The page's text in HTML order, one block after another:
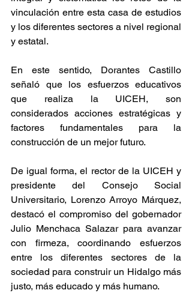
vinculación entre esta casa de estudios
y los diferentes sectores a nivel regional
y estatal.
En este sentido, Dorantes Castillo
señaló que los esfuerzos educativos
que realiza la UICEH, son
considerados acciones estratégicas y
factores fundamentales para la
construcción de un mejor futuro.
De igual forma, el rector de la UICEH y
presidente del Consejo Social
Universitario, Lorenzo Arroyo Márquez,
destacó el compromiso del gobernador
Julio Menchaca Salazar para avanzar
con firmeza, coordinando esfuerzos
entre los diferentes sectores de la
sociedad para construir un Hidalgo más
justo, más educado y más humano.